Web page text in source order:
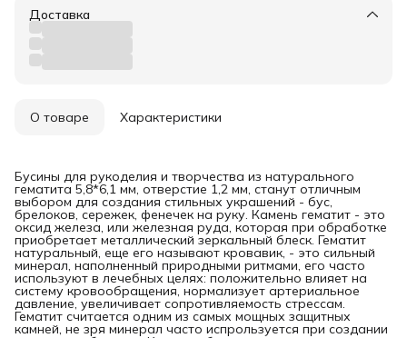
Доставка
О товаре Характеристики
Бусины для рукоделия и творчества из натурального
гематита 5,8*6,1 мм, отверстие 1,2 мм, станут отличным
выбором для создания стильных украшений - бус,
брелоков, сережек, фенечек на руку. Камень гематит - это
оксид железа, или железная руда, которая при обработке
приобретает металлический зеркальный блеск. Гематит
натуральный, еще его называют кровавик, - это сильный
минерал, наполненный природными ритмами, его часто
используют в лечебных целях: положительно влияет на
систему кровообращения, нормализует артериальное
давление, увеличивает сопротивляемость стрессам.
Гематит считается одним из самых мощных защитных
камней, не зря минерал часто испрользуется при создании